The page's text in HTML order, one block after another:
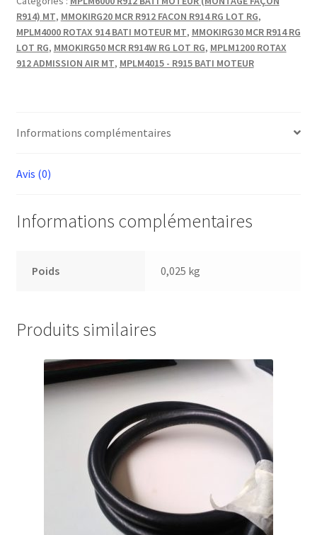
R914) MT, MMOKIRG20 MCR R912 FACON R914 RG LOT RG,
MPLM4000 ROTAX 914 BATI MOTEUR MT, MMOKIRG30 MCR R914 RG
LOT RG, MMOKIRG50 MCR R914W RG LOT RG, MPLM1200 ROTAX
912 ADMISSION AIR MT, MPLM4015 - R915 BATI MOTEUR
Informations complémentaires
Avis (0)
Informations complémentaires
Poids 0,025 kg
Produits similaires